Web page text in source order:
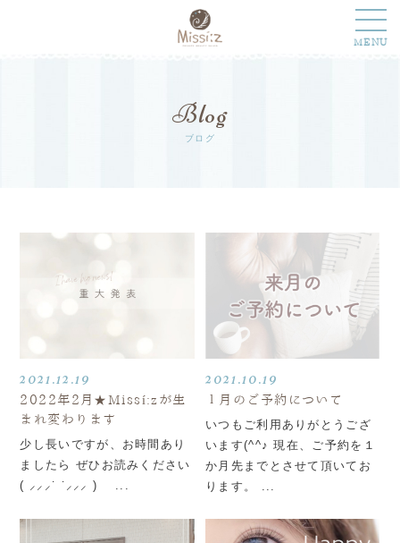
MENU
Blog
ブログ
2021.12.19
2022年2月★Missíːzが生
まれ変わります
少し長いですが、お時間あり
ましたら ぜひお読みください
( ⸝⸝⸝˙ ˙⸝⸝⸝ ) ⁡ ⁡ ⁡...
2021.10.19
１月のご予約について
いつもご利用ありがとうござ
います(^^♪ 現在、ご予約を１
か月先までとさせて頂いてお
ります。 ...